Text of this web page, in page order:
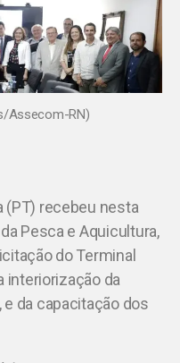
Assecom-RN)
(PT) recebeu nesta
Pesca e Aquicultura,
do Terminal
interiorização da
da capacitação dos